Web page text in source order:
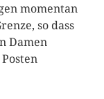
momentan
so dass
Damen